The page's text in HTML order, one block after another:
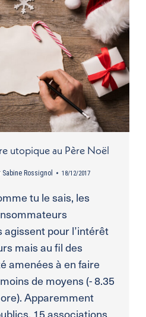
utopique au Père Noël
Sabine Rossignol 18/12/2017
tu le sais, les
pour l’intérêt
mais au fil des
amenées à en faire
de moyens (- 8.35
Apparemment
15 associations